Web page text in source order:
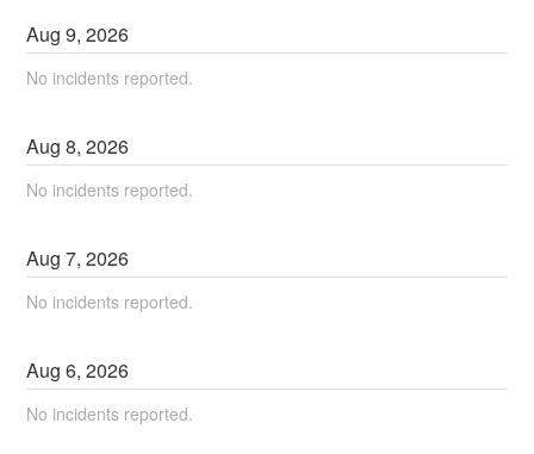
Aug9,2026
No incidents reported.
Aug8,2026
No incidents reported.
Aug7,2026
No incidents reported.
Aug6,2026
No incidents reported.